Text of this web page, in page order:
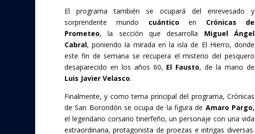
El programa también se ocupará del enrevesado y
sorprendente mundo cuántico en Crónicas de
Prometeo, la sección que desarrolla Miguel Ángel
Cabral, poniendo la mirada en la isla de El Hierro, donde
este fin de semana se recupera el misterio del pesquero
desaparecido en los años 60, El Fausto, de la mano de
Luis Javier Velasco.
Finalmente, y como tema principal del programa, Crónicas
de San Borondón se ocupa de la figura de Amaro Pargo,
el legendario corsario tinerfeño, un personaje con una vida
extraordinaria, protagonista de proezas e intrigas diversas.